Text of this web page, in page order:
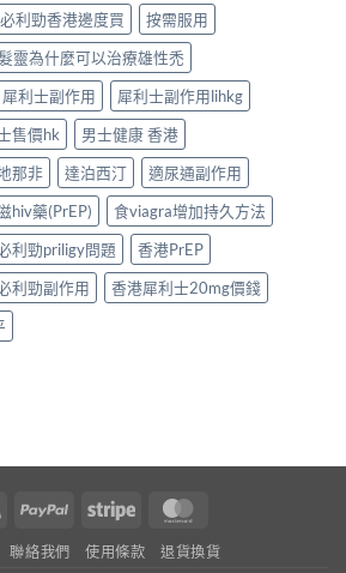
必利勁香港邊度買
按需服用
靈為什麼可以治療雄性禿
犀利士副作用
犀利士副作用lihkg
售價hk
男士健康 香港
那非 達泊西汀
適尿通副作用
hiv藥(PrEP)
食viagra增加持久方法
利勁priligy問題
香港PrEP
利勁副作用
香港犀利士20mg價錢
Visa PayPal Stripe
聯絡我們 使用條款 退貨換貨